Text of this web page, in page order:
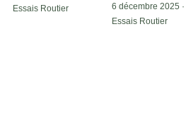
Essais Routier
6 décembre 2025 ·
Essais Routier